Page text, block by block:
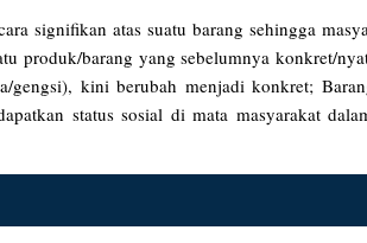
signifikan atas suatu barang sehingga
produk/barang yang sebelumnya konkret/
gengsi), kini berubah menjadi konkret;
status sosial di mata masyarakat